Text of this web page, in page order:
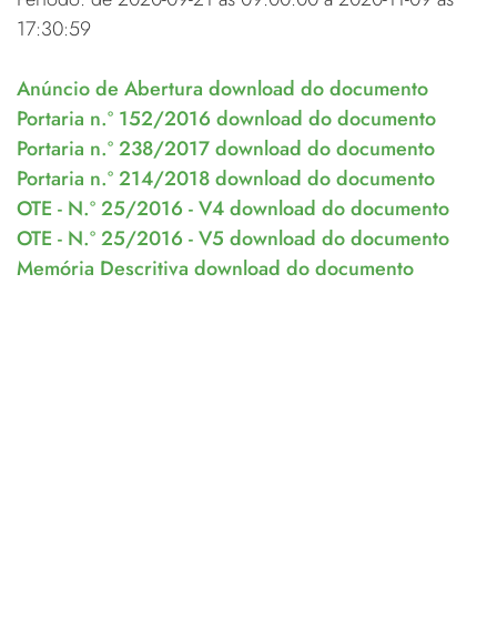
17:30:59
Anúncio de Abertura download do documento
Portaria n.º 152/2016 download do documento
Portaria n.º 238/2017 download do documento
Portaria n.º 214/2018 download do documento
OTE - N.º 25/2016 - V4 download do documento
OTE - N.º 25/2016 - V5 download do documento
Memória Descritiva download do documento